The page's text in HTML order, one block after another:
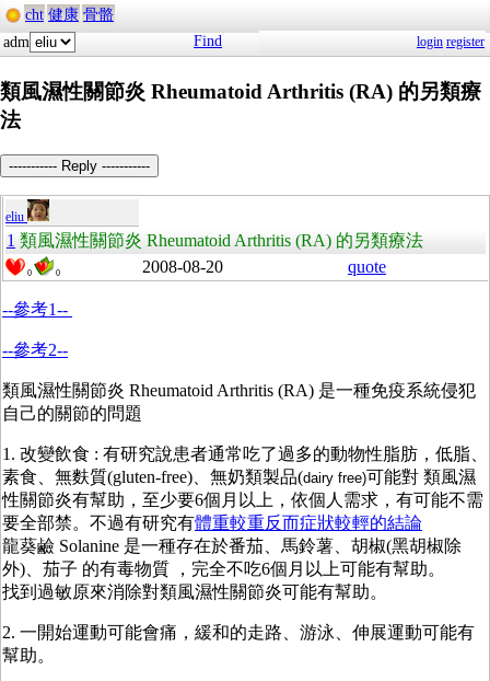
cht 健康 骨骼
adm
Find login register
類風濕性關節炎 Rheumatoid Arthritis (RA) 的另類療
法
----------- Reply -----------
eliu
1 類風濕性關節炎 Rheumatoid Arthritis (RA) 的另類療法
0 0 2008-08-20 quote
--參考1--
--參考2--
類風濕性關節炎 Rheumatoid Arthritis (RA) 是一種免疫系統侵犯
自己的關節的問題
1. 改變飲食 : 有研究說患者通常吃了過多的動物性脂肪，低脂、
素食、無麩質(gluten-free)、無奶類製品(dairy free)可能對 類風濕
性關節炎有幫助，至少要6個月以上，依個人需求，有可能不需
要全部禁。不過有研究有體重較重反而症狀較輕的結論
龍葵鹼 Solanine 是一種存在於番茄、馬鈴薯、胡椒(黑胡椒除
外)、茄子 的有毒物質 ，完全不吃6個月以上可能有幫助。
找到過敏原來消除對類風濕性關節炎可能有幫助。
2. 一開始運動可能會痛，緩和的走路、游泳、伸展運動可能有
幫助。